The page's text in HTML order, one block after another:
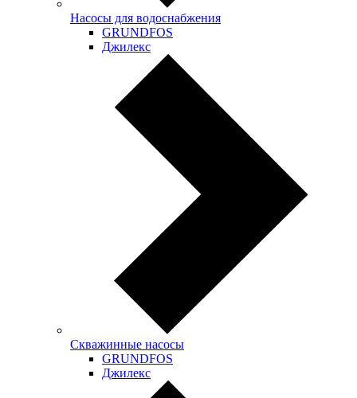
Насосы для водоснабжения
GRUNDFOS
Джилекс
Скважинные насосы
GRUNDFOS
Джилекс